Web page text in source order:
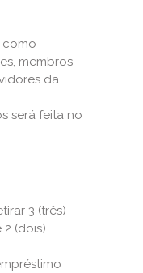
como
membros
da
será feita no
3 (três)
(dois)